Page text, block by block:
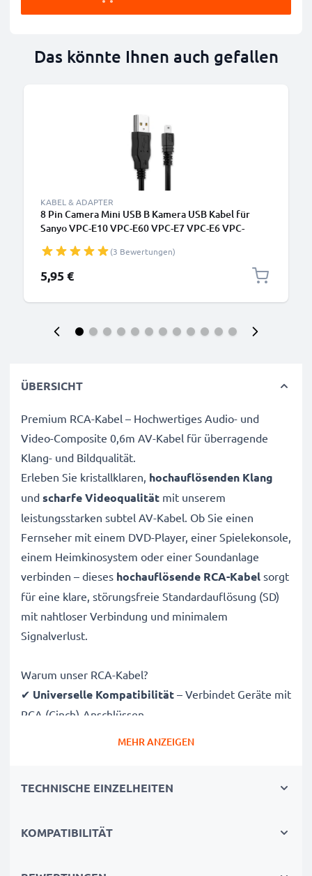
Das könnte Ihnen auch gefallen
KABEL & ADAPTER
8 Pin Camera Mini USB B Kamera USB Kabel für
Sanyo VPC-E10 VPC-E60 VPC-E7 VPC-E6 VPC-
Datenkabel 2.0, PVC Ladekabel
(3 Bewertungen)
5,95 €
ÜBERSICHT
Premium RCA-Kabel – Hochwertiges Audio- und
Video-Composite 0,6m AV-Kabel für überragende
Klang- und Bildqualität.
Erleben Sie kristallklaren, hochauflösenden Klang
und scharfe Videoqualität mit unserem
leistungsstarken subtel AV-Kabel. Ob Sie einen
Fernseher mit einem DVD-Player, einer Spielekonsole,
einem Heimkinosystem oder einer Soundanlage
verbinden – dieses hochauflösende RCA-Kabel sorgt
für eine klare, störungsfreie Standardauflösung (SD)
mit nahtloser Verbindung und minimalem
Signalverlust.
Warum unser RCA-Kabel?
✔ Universelle Kompatibilität – Verbindet Geräte mit
RCA (Cinch)-Anschlüssen
ohne Signalverlust
Verarbeitung für dauerhafte Leistung
Vollständig kompatibel mit Sanyo Xacti VPC-E10 /
MEHR ANZEIGEN
TECHNISCHE EINZELHEITEN
KOMPATIBILITÄT